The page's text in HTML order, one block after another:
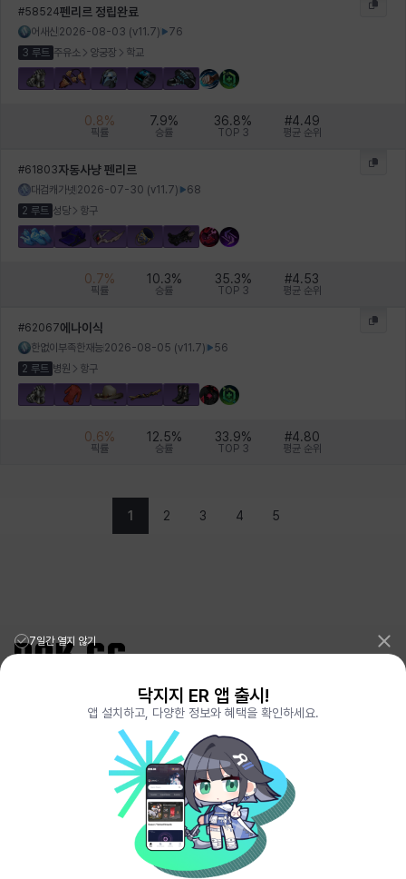
#58524펜리르 정립완료
어새신 2026-08-03 (v11.7)
76
3 루트 주유소 양궁장 학교
0.8%
픽률
7.9%
승률
36.8%
TOP 3
#4.49
평균 순위
#61803자동사냥 펜리르
대검캐가넷 2026-07-30 (v11.7)
68
2 루트 성당 항구
0.7%
픽률
10.3%
승률
35.3%
TOP 3
#4.53
평균 순위
#62067에나이식
한없이부족한재능2026-08-05 (v11.7)
56
2 루트 병원 항구
0.6%
픽률
12.5%
승률
33.9%
TOP 3
#4.80
평균 순위
1 2 3 4 5
리그오브레전드 전적검색 포로지지PORO.GG
전략적팀전투 TFT 전적검색 롤체지지 LOLCHESS.GG
메이플스토리 종합통계MAPLE.GG
VALORANT.DAK.GG
배틀그라운드 전적검색PUBG.DAK.GG
이터널 리턴 전적검색ER.DAK.GG
GENSHIN.DAK.GG
DEADLOCK.DAK.GG
7일간 열지 않기
닥지지 ER 앱 출시!
앱 설치하고, 다양한 정보와 혜택을 확인하세요.